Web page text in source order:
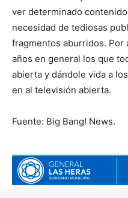
ver determinado
necesidad de tediosas
fragmentos aburridos. Por
años en general los que
abierta y dándole vida a
en al televisión abierta.
Fuente: Big Bang! News.